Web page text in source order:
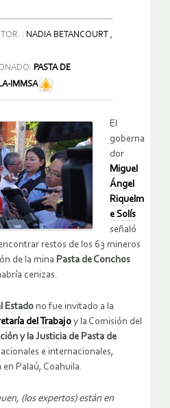
NADIA BETANCOURT ,
PASTA DE
IMMSA
El
goberna
dor
Miguel
Ángel
Riquelm
e Solís
señaló
restos de los 63 mineros
de la mina Pasta de Conchos
cenizas.
Estado no fue invitado a la
del Trabajo y la Comisión del
y la Justicia de Pasta de
e internacionales,
en Palaú, Coahuila.
(los expertos) están en